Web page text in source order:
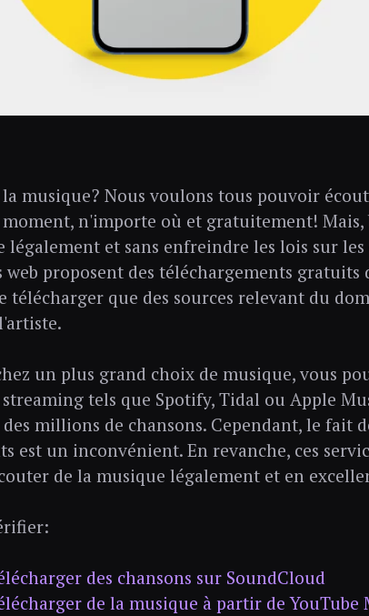
musique? Nous voulons tous pouvoir
n'importe où et gratuitement! Mais,
légalement et sans enfreindre les lois sur
web proposent des téléchargements gratuits
télécharger que des sources relevant du
un plus grand choix de musique, vous
streaming tels que Spotify, Tidal ou Apple
millions de chansons. Cependant, le fait
est un inconvénient. En revanche, ces
de la musique légalement et en
des chansons sur SoundCloud
de la musique à partir de YouTube